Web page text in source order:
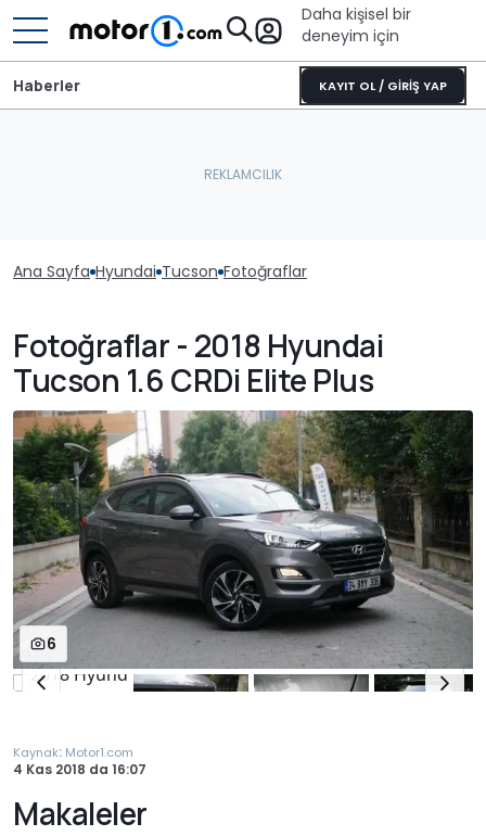
Daha kişisel bir
deneyim için
KAYIT OL / GİRİŞ YAP
Haberler
Ana Sayfa Hyundai Tucson Fotoğraflar
Fotoğraflar - 2018 Hyundai
Tucson 1.6 CRDi Elite Plus
6
Kaynak: Motor1.com
4 Kas 2018 da 16:07
Makaleler